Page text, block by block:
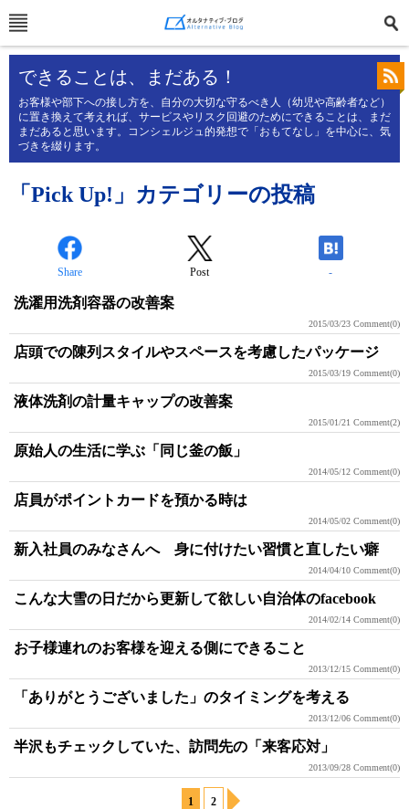
できることは、まだある！
お客様や部下への接し方を、自分の大切な守るべき人（幼児や高齢者など）
に置き換えて考えれば、サービスやリスク回避のためにできることは、まだ
まだあると思います。コンシェルジュ的発想で「おもてなし」を中心に、気
づきを綴ります。
「Pick Up!」カテゴリーの投稿
Share Post -
洗濯用洗剤容器の改善案
2015/03/23 Comment(0)
店頭での陳列スタイルやスペースを考慮したパッケージ
2015/03/19 Comment(0)
液体洗剤の計量キャップの改善案
2015/01/21 Comment(2)
原始人の生活に学ぶ「同じ釜の飯」
2014/05/12 Comment(0)
店員がポイントカードを預かる時は
2014/05/02 Comment(0)
新入社員のみなさんへ 身に付けたい習慣と直したい癖
2014/04/10 Comment(0)
こんな大雪の日だから更新して欲しい自治体のfacebook
2014/02/14 Comment(0)
お子様連れのお客様を迎える側にできること
2013/12/15 Comment(0)
「ありがとうございました」のタイミングを考える
2013/12/06 Comment(0)
半沢もチェックしていた、訪問先の「来客応対」
2013/09/28 Comment(0)
1 2